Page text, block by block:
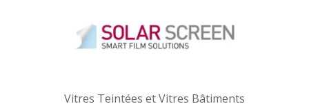
Vitres Teintées et Vitres Bâtiments